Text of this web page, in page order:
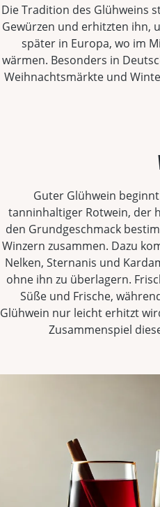
Die Tradition des Glühweins
Gewürzen und erhitzten ihn,
später in Europa, wo im
wärmen. Besonders in
Weihnachtsmärkte und
Guter Glühwein
tanninhaltiger Rotwein, der
den Grundgeschmack
Winzern zusammen. Dazu
Nelken, Sternanis und
ohne ihn zu überlagern.
Süße und Frische,
Glühwein nur leicht erhitzt
Zusammenspiel